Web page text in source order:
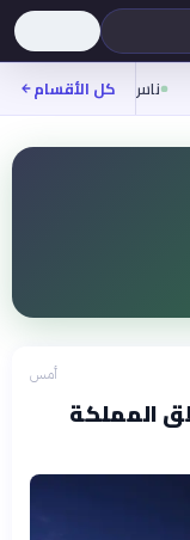
ناس روح
كل الأقسام
أمس
المملكة